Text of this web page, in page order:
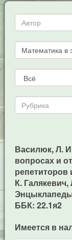
Василюк, Л.
вопросах и
репетиторов
К.
ББК: 22.1я2
Имеется в